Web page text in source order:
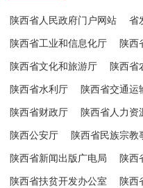
陕西省人民政府门户网站 省
陕西省工业和信息化厅 陕西
陕西省文化和旅游厅 陕西省
陕西省水利厅 陕西省交通运
陕西省财政厅 陕西省人力资
陕西公安厅 陕西省民族宗教
陕西省新闻出版广电局 陕西
陕西省扶贫开发办公室 陕西